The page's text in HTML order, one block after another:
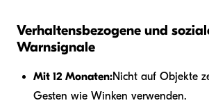
Verhaltensbezogene und
Warnsignale
Mit 12 Monaten:Nicht auf Objekte
Gesten wie Winken verwenden.